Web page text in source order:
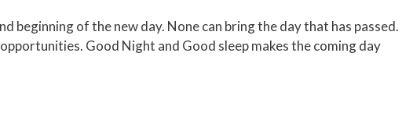
beginning of the new day. None can bring the day that has passed.
Good Night and Good sleep makes the coming day